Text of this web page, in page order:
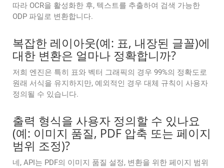
따라 OCR을 활성화한 후, 텍스트를 추출하여 검색 가능한
ODP 파일로 변환합니다.
복잡한 레이아웃(예: 표, 내장된 글꼴)에
대한 변환은 얼마나 정확합니까?
저희 엔진은 특히 표와 벡터 그래픽의 경우 99%의 정확도로
원래 서식을 유지하지만, 예외적인 경우 대체 규칙이 사용자
정의될 수 있습니다.
출력 형식을 사용자 정의할 수 있나요
(예: 이미지 품질, PDF 압축 또는 페이지
범위 조정)?
네, API는 PDF의 이미지 품질 설정, 변환을 위한 페이지 범위